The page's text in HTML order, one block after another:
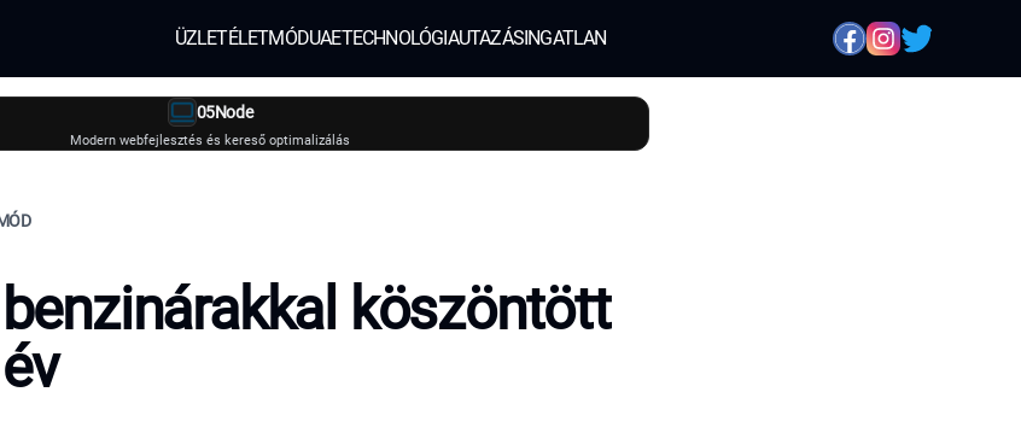
ÜZLETÉLETMÓDUAETECHNOLÓGIAUTAZÁSINGATLAN
05Node
Modern webfejlesztés és kereső optimalizálás
köszöntött